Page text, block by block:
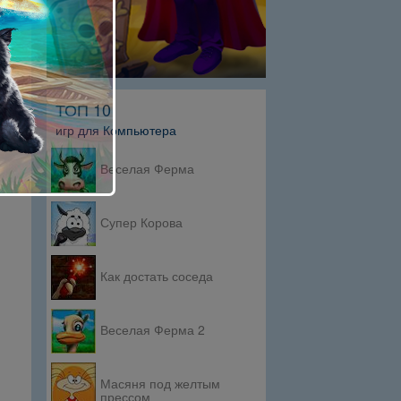
ТОП 10
игр для Компьютера
Веселая Ферма
Супер Корова
Как достать соседа
Веселая Ферма 2
Масяня под желтым
прессом